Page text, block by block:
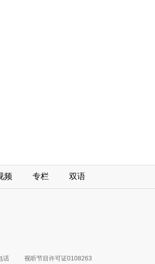
频 专栏 双语
话 视听节目许可证0108263